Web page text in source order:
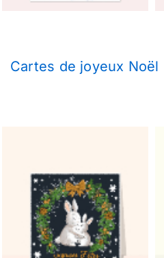
Cartes de joyeux Noël